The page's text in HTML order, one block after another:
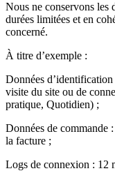
Nous ne conservons les
durées limitées et en
concerné.
À titre d’exemple :
Données
visite du site ou de
pratique, Quotidien) ;
Données de commande
la facture ;
Logs de connexion : 12